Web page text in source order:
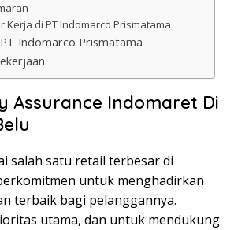
Kerja di PT Indomarco Prismatama
Indomarco Prismatama
Assurance Indomaret Di
salah satu retail terbesar di
untuk menghadirkan
terbaik bagi pelanggannya.
utama, dan untuk mendukung